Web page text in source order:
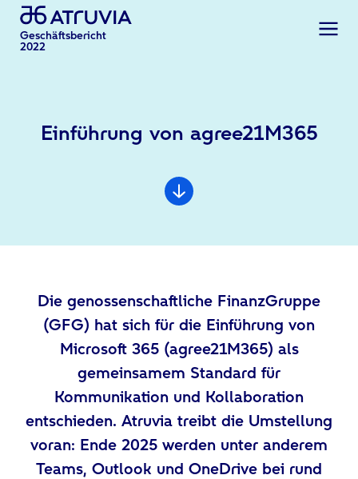
Geschäftsbericht
2022
Einführung von agree21M365
Die genossenschaftliche FinanzGruppe
(GFG) hat sich für die Einführung von
Microsoft 365 (agree21M365) als
gemeinsamem Standard für
Kommunikation und Kollaboration
entschieden. Atruvia treibt die Umstellung
voran: Ende 2025 werden unter anderem
Teams, Outlook und OneDrive bei rund